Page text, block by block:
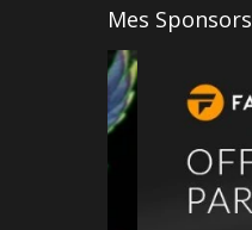
Mes Sponsors